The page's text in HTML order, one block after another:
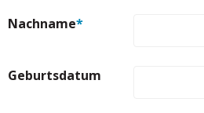
Nachname*
Geburtsdatum